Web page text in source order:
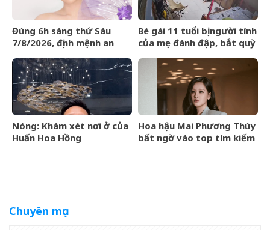
Đúng 6h sáng thứ Sáu
7/8/2026, định mệnh an
như cá chép hóa rồng,
giàu có lên bất chấp
Bé gái 11 tuổi bị người tình
của mẹ đánh đập, bắt quỳ
Nóng: Khám xét nơi ở của
Huấn Hoa Hồng
Hoa hậu Mai Phương Thúy
bất ngờ vào top tìm kiếm
Chuyên mục